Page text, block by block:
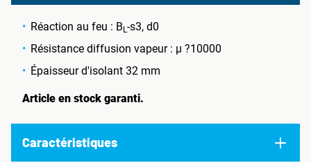
Réaction au feu : B L-s3, d0
Résistance diffusion vapeur : µ ?10000
Épaisseur d'isolant 32 mm
Article en stock garanti.
Caractéristiques